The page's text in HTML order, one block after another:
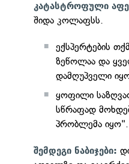
კატასტროფული
შიდა კოლაფსს.
ექსპერტების
ზეწოლაა და
დამღუპველი
ყოფილი
სწრაფად
პრობლემა იყო".
შემდეგი ნაბიჯები: